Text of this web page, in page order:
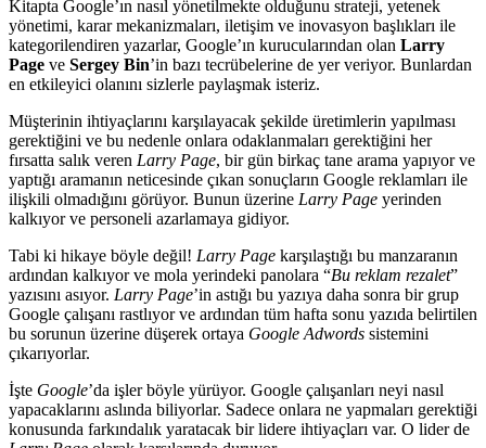
Kitapta Google’ın nasıl yönetilmekte olduğunu strateji, yetenek
yönetimi, karar mekanizmaları, iletişim ve inovasyon başlıkları ile
kategorilendiren yazarlar, Google’ın kurucularından olan Larry
Page ve Sergey Bin’in bazı tecrübelerine de yer veriyor. Bunlardan
en etkileyici olanını sizlerle paylaşmak isteriz.
Müşterinin ihtiyaçlarını karşılayacak şekilde üretimlerin yapılması
gerektiğini ve bu nedenle onlara odaklanmaları gerektiğini her
fırsatta salık veren Larry Page, bir gün birkaç tane arama yapıyor ve
yaptığı aramanın neticesinde çıkan sonuçların Google reklamları ile
ilişkili olmadığını görüyor. Bunun üzerine Larry Page yerinden
kalkıyor ve personeli azarlamaya gidiyor.
Tabi ki hikaye böyle değil! Larry Page karşılaştığı bu manzaranın
ardından kalkıyor ve mola yerindeki panolara “Bu reklam rezalet”
yazısını asıyor. Larry Page’in astığı bu yazıya daha sonra bir grup
Google çalışanı rastlıyor ve ardından tüm hafta sonu yazıda belirtilen
bu sorunun üzerine düşerek ortaya Google Adwords sistemini
çıkarıyorlar.
İşte Google’da işler böyle yürüyor. Google çalışanları neyi nasıl
yapacaklarını aslında biliyorlar. Sadece onlara ne yapmaları gerektiği
konusunda farkındalık yaratacak bir lidere ihtiyaçları var. O lider de